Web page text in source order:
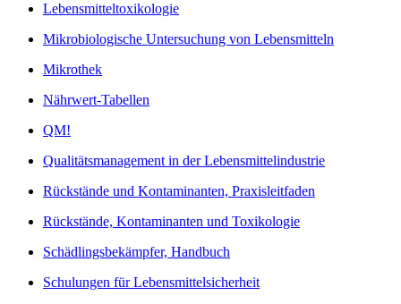
Lebensmitteltoxikologie
Mikrobiologische Untersuchung von Lebensmitteln
Mikrothek
Nährwert-Tabellen
QM!
Qualitätsmanagement in der Lebensmittelindustrie
Rückstände und Kontaminanten, Praxisleitfaden
Rückstände, Kontaminanten und Toxikologie
Schädlingsbekämpfer, Handbuch
Schulungen für Lebensmittelsicherheit